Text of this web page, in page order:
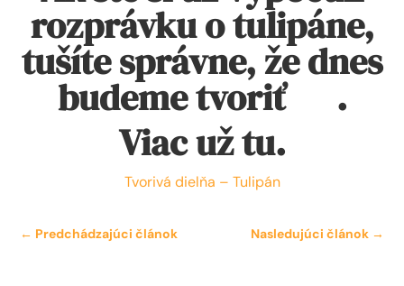
rozprávku o tulipáne,
tušíte správne, že dnes
budeme tvoriť
.
Viac už tu.
Tvorivá dielňa – Tulipán
← Predchádzajúci článok Nasledujúci článok→